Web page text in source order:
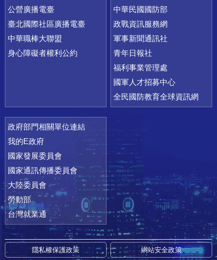
公營廣播電臺
臺北國際社區廣播電臺
中華職棒大聯盟
身心障礙者權利公約
中華民國國防部
政戰資訊服務網
軍事新聞通訊社
青年日報社
福利事業管理處
國軍人才招募中心
全民國防教育全球資訊網
政府部門相關單位連結
我的E政府
國家發展委員會
國家通訊傳播委員會
大陸委員會
勞動部
台灣就業通
隱私權保護政策 網站安全政策